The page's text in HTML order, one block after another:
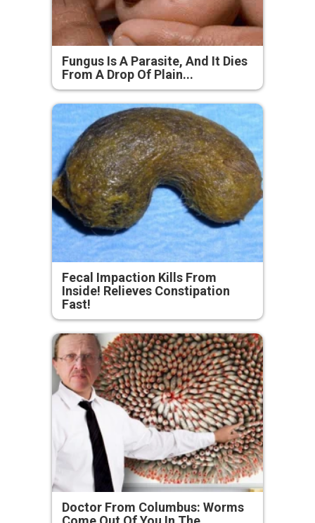
Fungus Is A Parasite, And It Dies
From A Drop Of Plain...
Fecal Impaction Kills From
Inside! Relieves Constipation
Fast!
Doctor From Columbus: Worms